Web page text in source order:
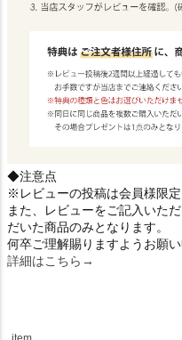
◆注意点
※レビューの投稿は会員様限定
また、レビューをご記入いた
だいた商品のみとなります。
何卒ご理解賜りますようお願
詳細はこちら→